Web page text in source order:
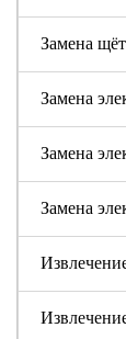
Замена
Замена
Замена
Замена